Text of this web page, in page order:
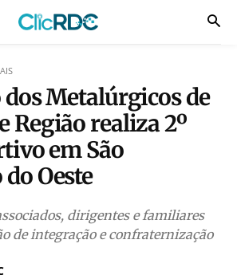
Metalúrgicos de
Região realiza 2º
em São
Oeste
dirigentes e familiares
de integração e confraternização